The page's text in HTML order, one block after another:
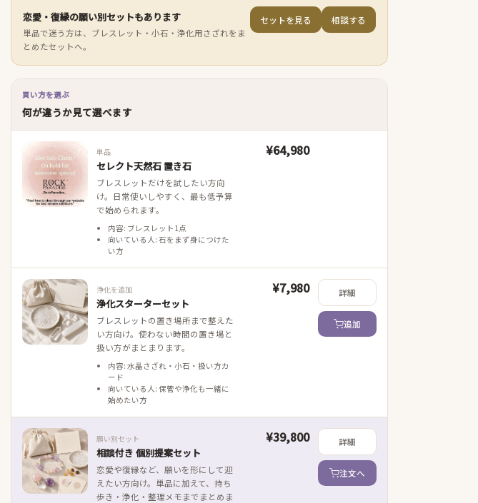
恋愛・復縁の願い別セットもあります
単品で迷う方は、ブレスレット・小石・浄化用さざれをま
とめたセットへ。
セットを見る 相談する
買い方を選ぶ
何が違うか見て選べます
単品
セレクト天然石 置き石
ブレスレットだけを試したい方向
け。日常使いしやすく、最も低予算
で始められます。
内容: ブレスレット1点
向いている人: 石をまず身につけた
い方
¥64,980
浄化を追加
浄化スターターセット
ブレスレットの置き場所まで整えた
い方向け。使わない時間の置き場と
扱い方がまとまります。
内容: 水晶さざれ・小石・扱い方カ
ード
向いている人: 保管や浄化も一緒に
始めたい方
¥7,980 詳細
追加
願い別セット
相談付き 個別提案セット
恋愛や復縁など、願いを形にして迎
えたい方向け。単品に加えて、持ち
歩き・浄化・整理メモまでまとめま
¥39,800 詳細
注文へ